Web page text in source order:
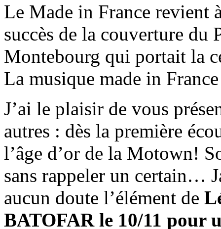
Le Made in France revient
succès de la couverture du
Montebourg qui portait la
La musique made in
J’ai le plaisir de vous
autres : dès la première
l’âge d’or de la Motown!
sans rappeler un certain…
aucun doute l’élément de
BATOFAR le 10/11 pour